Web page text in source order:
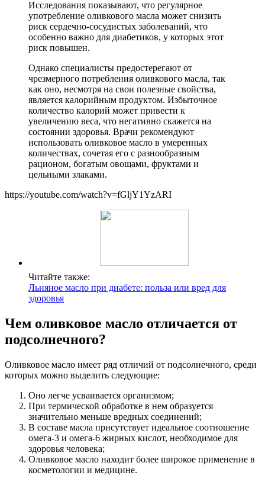
Исследования показывают, что регулярное
употребление оливкового масла может снизить
риск сердечно-сосудистых заболеваний, что
особенно важно для диабетиков, у которых этот
риск повышен.
Однако специалисты предостерегают от
чрезмерного потребления оливкового масла, так
как оно, несмотря на свои полезные свойства,
является калорийным продуктом. Избыточное
количество калорий может привести к
увеличению веса, что негативно скажется на
состоянии здоровья. Врачи рекомендуют
использовать оливковое масло в умеренных
количествах, сочетая его с разнообразным
рационом, богатым овощами, фруктами и
цельными злаками.
https://youtube.com/watch?v=fGljY1YzARI
Читайте также:
Льняное масло при диабете: польза или вред для
здоровья
Чем оливковое масло отличается от
подсолнечного?
Оливковое масло имеет ряд отличий от подсолнечного, среди
которых можно выделить следующие:
Оно легче усваивается организмом;
При термической обработке в нем образуется
значительно меньше вредных соединений;
В составе масла присутствует идеальное соотношение
омега-3 и омега-6 жирных кислот, необходимое для
здоровья человека;
Оливковое масло находит более широкое применение в
косметологии и медицине.